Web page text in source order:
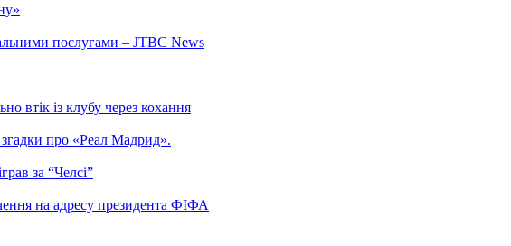
послугами – JTBC News
втік із клубу через кохання
згадки про «Реал Мадрид».
за “Челсі”
на адресу президента ФІФА